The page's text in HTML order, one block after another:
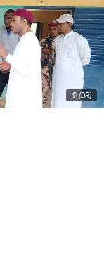
© (DR)